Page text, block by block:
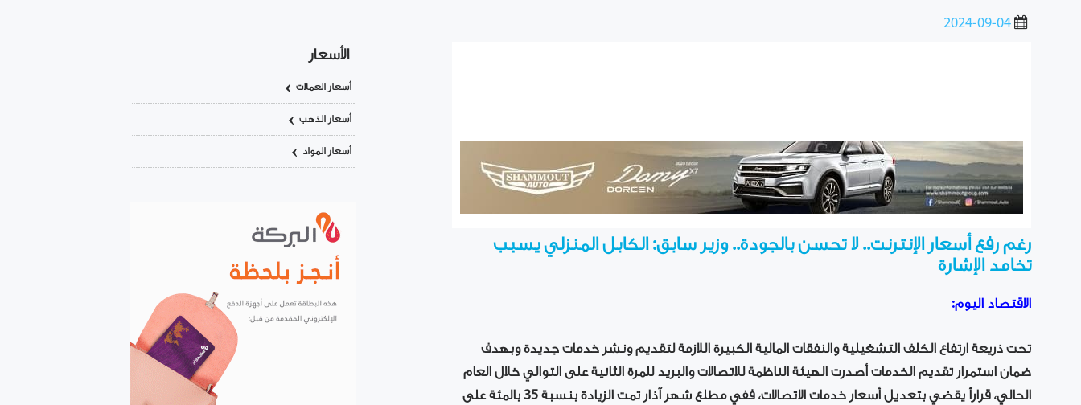
2024-09-04
رغم رفع أسعار الإنترنت.. لا تحسن بالجودة.. وزير سابق: الكابل المنزلي يسبب
تخامد الإشارة
الاقتصاد اليوم:
تحت ذريعة ارتفاع الكلف التشغيلية والنفقات المالية الكبيرة اللازمة لتقديم ونشر خدمات جديدة وبهدف
ضمان استمرار تقديم الخدمات أصدرت الهيئة الناظمة للاتصالات والبريد للمرة الثانية على التوالي خلال العام
الحالي، قراراً يقضي بتعديل أسعار خدمات الاتصالات، ففي مطلع شهر آذار تمت الزيادة بنسبة 35 بالمئة على
العراقي عبر حمص
اتفاقية توءمة بين غرفتي تجارة
ريف دمشق وإربد لتعزيز
التعاون الاقتصادي
السورية للحبوب: استلام أكثر
من مليونين ونصف المليون
طن من ‌‏محصول القمح ‏
الكهرباء والغاز والبنى التحتية
في صدارة التعاون السوري
الأردن يعفي عائلات رجال الأعمال
الأسعار
أسعار العملات
أسعار الذهب
أسعار المواد